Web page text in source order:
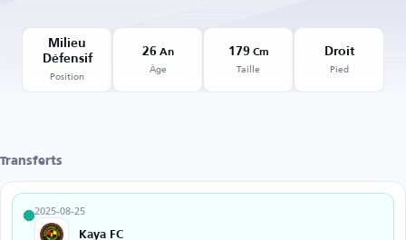
Milieu
Défensif
Position
26An
Âge
179Cm
Taille
Droit
Pied
Transferts
2025-08-25
Kaya FC